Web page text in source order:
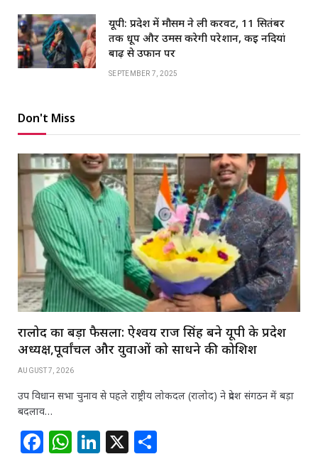
यूपी: प्रदेश में मौसम ने ली करवट, 11 सितंबर
तक धूप और उमस करेगी परेशान, कई नदियां
बाढ़ से उफान पर
SEPTEMBER 7, 2025
Don't Miss
रालोद का बड़ा फैसला: ऐश्वर्य राज सिंह बने यूपी के प्रदेश
अध्यक्ष,पूर्वांचल और युवाओं को साधने की कोशिश
AUGUST 7, 2026
उप विधान सभा चुनाव से पहले राष्ट्रीय लोकदल (रालोद) ने प्रदेश संगठन में बड़ा
बदलाव…
F W Li X